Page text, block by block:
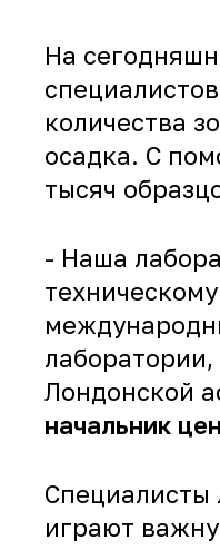
На
количества
осадка. С
тысяч
- Наша
Лондонской
начальник
Специалисты
играют